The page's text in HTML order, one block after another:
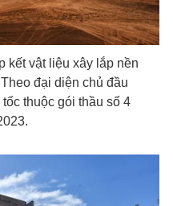
kết vật liệu xây lắp nền
đại diện chủ đầu
thuộc gói thầu số 4